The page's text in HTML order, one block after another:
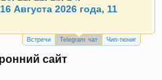
нашего клуба!
вTelegram-чате.
дизелей от
Встречи Telegram чат Чип-тюниг
сайт